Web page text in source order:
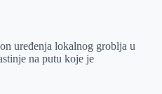
uređenja lokalnog groblja u
na putu koje je